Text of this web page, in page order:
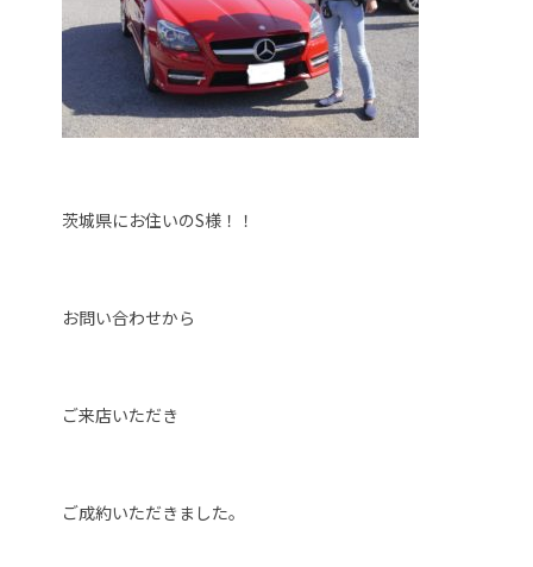
茨城県にお住いのS様！！
お問い合わせから
ご来店いただき
ご成約いただきました。